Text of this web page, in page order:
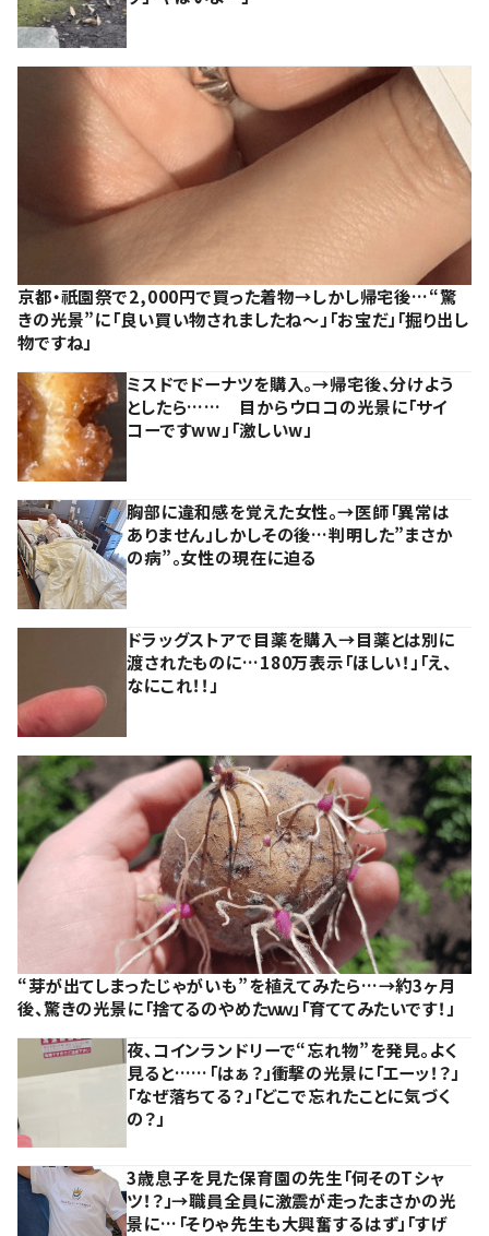
京都・祇園祭で2,000円で買った着物→しかし帰宅後…“驚
きの光景”に「良い買い物されましたね～」「お宝だ」「掘り出し
物ですね」
ミスドでドーナツを購入。→帰宅後、分けよう
としたら…… 目からウロコの光景に「サイ
コーですww」「激しいw」
胸部に違和感を覚えた女性。→医師「異常は
ありません」しかしその後…判明した”まさか
の病”。女性の現在に迫る
ドラッグストアで目薬を購入→目薬とは別に
渡されたものに…180万表示「ほしい！」「え、
なにこれ！！」
“芽が出てしまったじゃがいも”を植えてみたら…→約3ヶ月
後、驚きの光景に「捨てるのやめたｗｗ」「育ててみたいです！」
夜、コインランドリーで“忘れ物”を発見。よく
見ると……「はぁ？」衝撃の光景に「エーッ！？」
「なぜ落ちてる？」「どこで忘れたことに気づく
の？」
3歳息子を見た保育園の先生「何そのTシャ
ツ！？」→職員全員に激震が走ったまさかの光
景に…「そりゃ先生も大興奮するはず」「すげ